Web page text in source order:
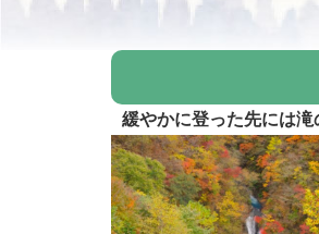
緩やかに登った先には滝